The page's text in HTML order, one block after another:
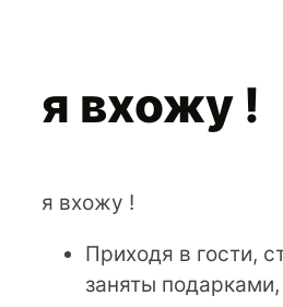
я вхожу !
я вхожу !
Приходя в гости,
заняты